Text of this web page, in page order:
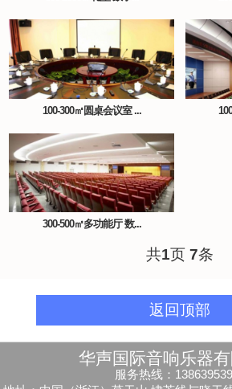
100-300㎡圆桌会议室 ...
300-500㎡多功能厅 数...
共1页 7条
返回顶部
华声国际音响乐器有
服务热线：